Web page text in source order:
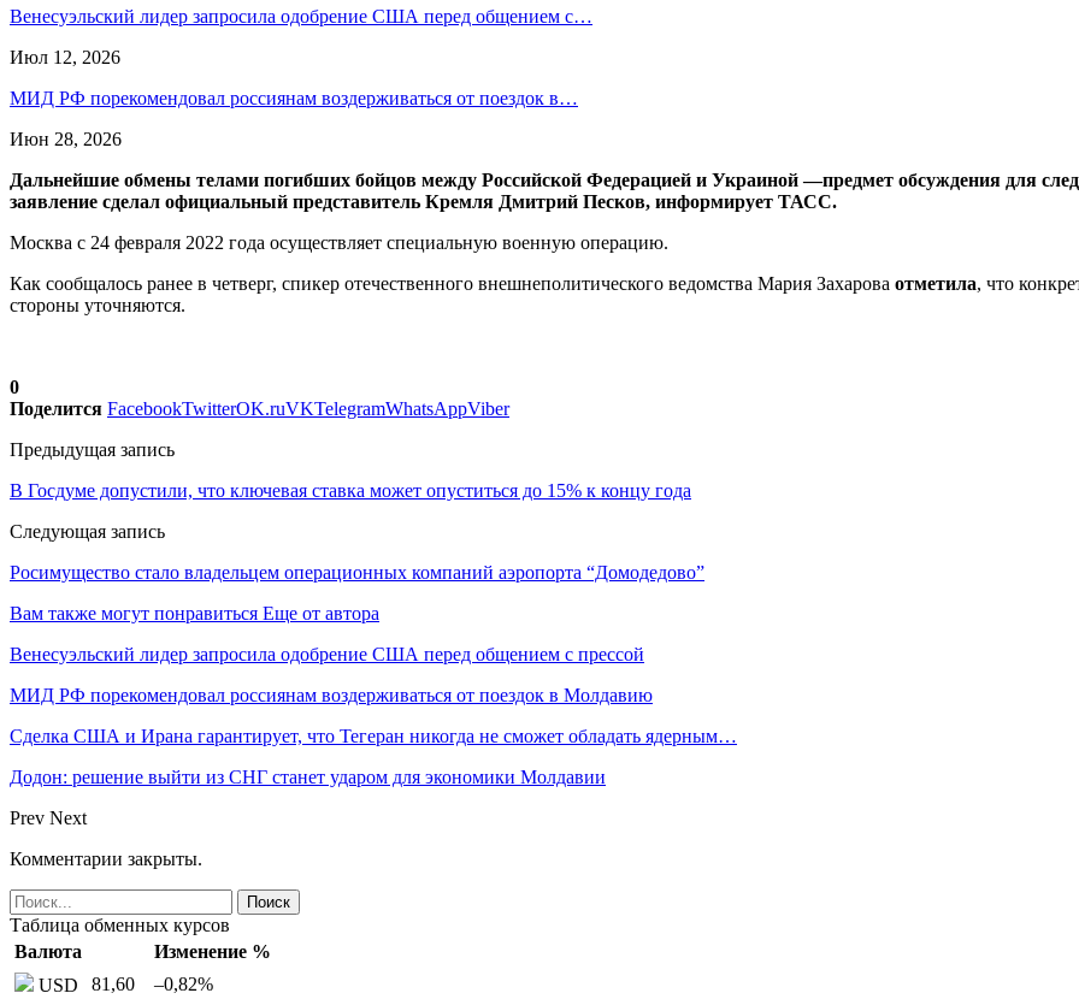
Венесуэльский лидер запросила одобрение США перед общением с…
Июл 12, 2026
МИД РФ порекомендовал россиянам воздерживаться от поездок в…
Июн 28, 2026
Дальнейшие обмены телами погибших бойцов между Российской Федерацией и Украиной —предмет обсуждения для
заявление сделал официальный представитель Кремля Дмитрий Песков, информирует ТАСС.
Москва с 24 февраля 2022 года осуществляет специальную военную операцию.
Как сообщалось ранее в четверг, спикер отечественного внешнеполитического ведомства Мария Захарова отметила, что
стороны уточняются.
0
Поделится FacebookTwitterOK.ruVKTelegramWhatsAppViber
Предыдущая запись
В Госдуме допустили, что ключевая ставка может опуститься до 15% к концу года
Следующая запись
Росимущество стало владельцем операционных компаний аэропорта “Домодедово”
Вам также могут понравиться Еще от автора
Венесуэльский лидер запросила одобрение США перед общением с прессой
МИД РФ порекомендовал россиянам воздерживаться от поездок в Молдавию
Сделка США и Ирана гарантирует, что Тегеран никогда не сможет обладать ядерным…
Додон: решение выйти из СНГ станет ударом для экономики Молдавии
Prev Next
Комментарии закрыты.
Таблица обменных курсов
Валюта
Изменение %
USD
81,60 –0,82%